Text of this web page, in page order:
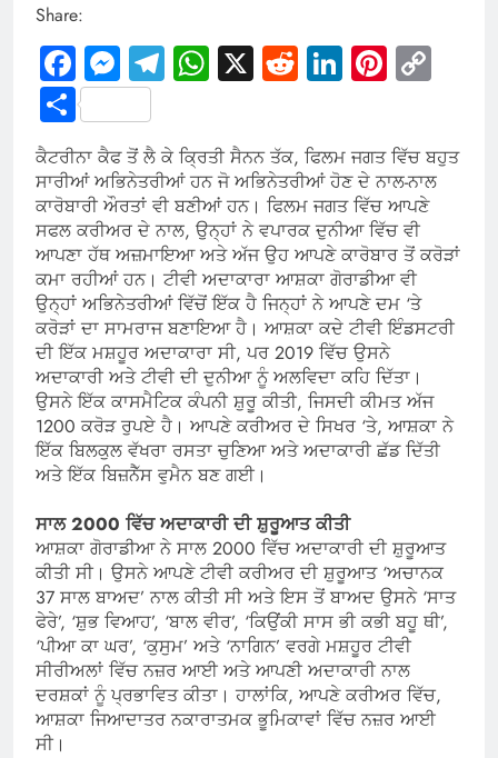
Share:
Facebook
Messenger
Telegram
WhatsApp
X RedditLinkedIn
Share
ਕੈਟਰੀਨਾ ਕੈਫ ਤੋਂ ਲੈ ਕੇ ਕ੍ਰਿਤੀ ਸੈਨਨ ਤੱਕ, ਫਿਲਮ ਜਗਤ ਵਿੱਚ ਬਹੁਤ
ਸਾਰੀਆਂ ਅਭਿਨੇਤਰੀਆਂ ਹਨ ਜੋ ਅਭਿਨੇਤਰੀਆਂ ਹੋਣ ਦੇ ਨਾਲ-ਨਾਲ
ਕਾਰੋਬਾਰੀ ਔਰਤਾਂ ਵੀ ਬਣੀਆਂ ਹਨ। ਫਿਲਮ ਜਗਤ ਵਿੱਚ ਆਪਣੇ
ਸਫਲ ਕਰੀਅਰ ਦੇ ਨਾਲ, ਉਨ੍ਹਾਂ ਨੇ ਵਪਾਰਕ ਦੁਨੀਆ ਵਿੱਚ ਵੀ
ਆਪਣਾ ਹੱਥ ਅਜ਼ਮਾਇਆ ਅਤੇ ਅੱਜ ਉਹ ਆਪਣੇ ਕਾਰੋਬਾਰ ਤੋਂ ਕਰੋੜਾਂ
ਕਮਾ ਰਹੀਆਂ ਹਨ। ਟੀਵੀ ਅਦਾਕਾਰਾ ਆਸ਼ਕਾ ਗੋਰਾਡੀਆ ਵੀ
ਉਨ੍ਹਾਂ ਅਭਿਨੇਤਰੀਆਂ ਵਿੱਚੋਂ ਇੱਕ ਹੈ ਜਿਨ੍ਹਾਂ ਨੇ ਆਪਣੇ ਦਮ ‘ਤੇ
ਕਰੋੜਾਂ ਦਾ ਸਾਮਰਾਜ ਬਣਾਇਆ ਹੈ। ਆਸ਼ਕਾ ਕਦੇ ਟੀਵੀ ਇੰਡਸਟਰੀ
ਦੀ ਇੱਕ ਮਸ਼ਹੂਰ ਅਦਾਕਾਰਾ ਸੀ, ਪਰ 2019 ਵਿੱਚ ਉਸਨੇ
ਅਦਾਕਾਰੀ ਅਤੇ ਟੀਵੀ ਦੀ ਦੁਨੀਆ ਨੂੰ ਅਲਵਿਦਾ ਕਹਿ ਦਿੱਤਾ।
ਉਸਨੇ ਇੱਕ ਕਾਸਮੈਟਿਕ ਕੰਪਨੀ ਸ਼ੁਰੂ ਕੀਤੀ, ਜਿਸਦੀ ਕੀਮਤ ਅੱਜ
1200 ਕਰੋੜ ਰੁਪਏ ਹੈ। ਆਪਣੇ ਕਰੀਅਰ ਦੇ ਸਿਖਰ ‘ਤੇ, ਆਸ਼ਕਾ ਨੇ
ਇੱਕ ਬਿਲਕੁਲ ਵੱਖਰਾ ਰਸਤਾ ਚੁਣਿਆ ਅਤੇ ਅਦਾਕਾਰੀ ਛੱਡ ਦਿੱਤੀ
ਅਤੇ ਇੱਕ ਬਿਜ਼ਨੈੱਸ ਵੁਮੈਨ ਬਣ ਗਈ।
ਸਾਲ 2000 ਵਿੱਚ ਅਦਾਕਾਰੀ ਦੀ ਸ਼ੁਰੂਆਤ ਕੀਤੀ
ਆਸ਼ਕਾ ਗੋਰਾਡੀਆ ਨੇ ਸਾਲ 2000 ਵਿੱਚ ਅਦਾਕਾਰੀ ਦੀ ਸ਼ੁਰੂਆਤ
ਕੀਤੀ ਸੀ। ਉਸਨੇ ਆਪਣੇ ਟੀਵੀ ਕਰੀਅਰ ਦੀ ਸ਼ੁਰੂਆਤ ‘ਅਚਾਨਕ
37 ਸਾਲ ਬਾਅਦ’ ਨਾਲ ਕੀਤੀ ਸੀ ਅਤੇ ਇਸ ਤੋਂ ਬਾਅਦ ਉਸਨੇ ‘ਸਾਤ
ਫੇਰੇ’, ‘ਸ਼ੁਭ ਵਿਆਹ’, ‘ਬਾਲ ਵੀਰ’, ‘ਕਿਉਂਕੀ ਸਾਸ ਭੀ ਕਭੀ ਬਹੂ ਥੀ’,
‘ਪੀਆ ਕਾ ਘਰ’, ‘ਕੁਸੁਮ’ ਅਤੇ ‘ਨਾਗਿਨ’ ਵਰਗੇ ਮਸ਼ਹੂਰ ਟੀਵੀ
ਸੀਰੀਅਲਾਂ ਵਿੱਚ ਨਜ਼ਰ ਆਈ ਅਤੇ ਆਪਣੀ ਅਦਾਕਾਰੀ ਨਾਲ
ਦਰਸ਼ਕਾਂ ਨੂੰ ਪ੍ਰਭਾਵਿਤ ਕੀਤਾ। ਹਾਲਾਂਕਿ, ਆਪਣੇ ਕਰੀਅਰ ਵਿੱਚ,
ਆਸ਼ਕਾ ਜਿਆਦਾਤਰ ਨਕਾਰਾਤਮਕ ਭੂਮਿਕਾਵਾਂ ਵਿੱਚ ਨਜ਼ਰ ਆਈ
ਸੀ।